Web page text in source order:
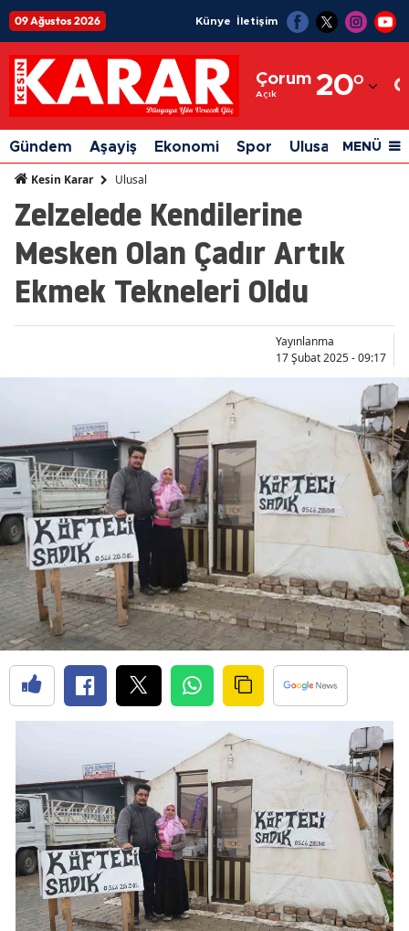
09 Ağustos 2026 Künye İletişim
Çorum
Açık 20°
Adıyaman
Afyonkarahisar
Ağrı
Amasya
Ankara
Antalya
Aydın
Bilecik
Bitlis
Bolu
Burdur
Bursa
Çanakkale
Çankırı
Denizli
Diyarbakır
Edirne
Elazığ
Erzincan
Gündem Aşayiş Ekonomi Spor Ulusal Siyaset
MENÜ
Kesin Karar Ulusal
Zelzelede Kendilerine
Mesken Olan Çadır Artık
Ekmek Tekneleri Oldu
Yayınlanma
17 Şubat 2025 - 09:17